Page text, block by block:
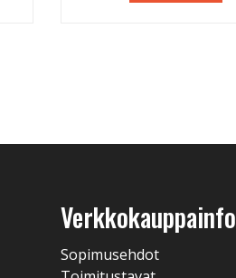
Verkkokauppainfo
Sopimusehdot